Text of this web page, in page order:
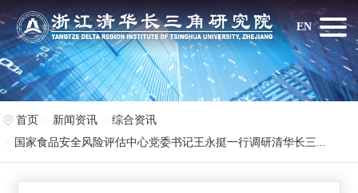
EN
首页 新闻资讯
综合资讯
国家食品安全风险评估中心党委书记王永挺一行调研清华长三...